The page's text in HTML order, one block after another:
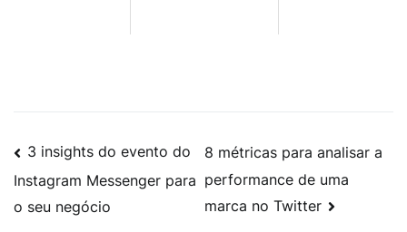
3 insights do evento do
Instagram Messenger para
o seu negócio
8 métricas para analisar a
performance de uma
marca no Twitter